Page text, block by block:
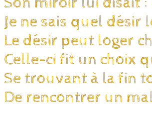
Je ne sais quel désir
Le désir peut loger
Celle-ci fit un choix
Se trouvant à la fin
De rencontrer un